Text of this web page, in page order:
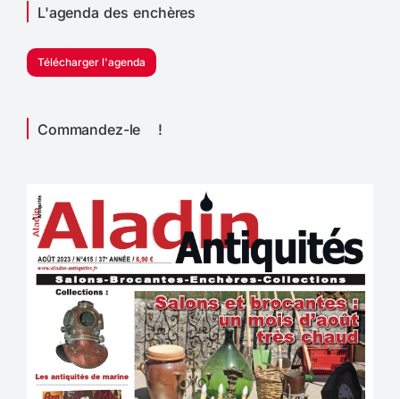
L'agenda des enchères
Télécharger l'agenda
Commandez-le !